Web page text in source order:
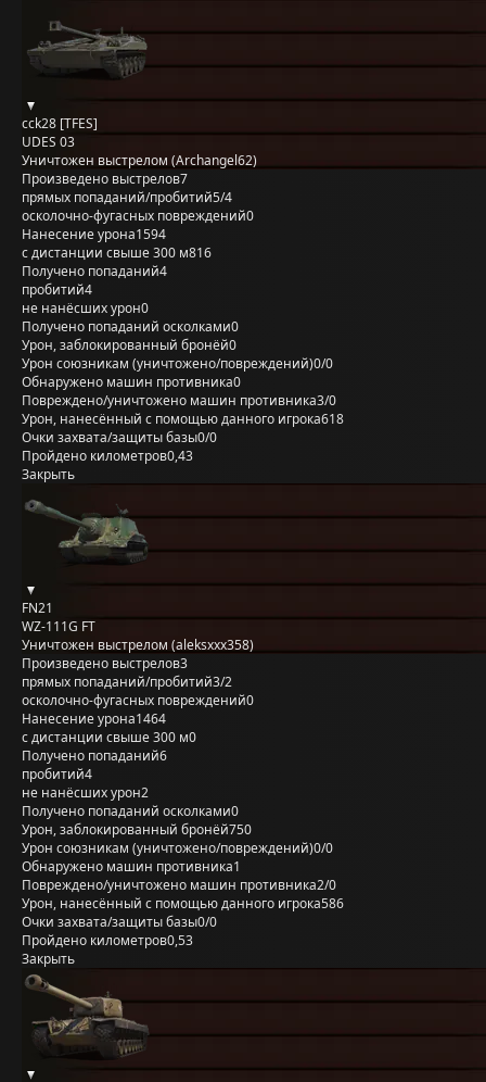
cck28 [TFES]
UDES 03
Уничтожен выстрелом (Archangel62)
Произведено выстрелов7
прямых попаданий/пробитий5/4
осколочно-фугасных повреждений0
Нанесение урона1594
с дистанции свыше 300 м816
Получено попаданий4
пробитий4
не нанёсших урон0
Получено попаданий осколками0
Урон, заблокированный бронёй0
Урон союзникам (уничтожено/повреждений)0/0
Обнаружено машин противника0
Повреждено/уничтожено машин противника3/0
Урон, нанесённый с помощью данного игрока618
Очки захвата/защиты базы0/0
Пройдено километров0,43
Закрыть
FN21
WZ-111G FT
Уничтожен выстрелом (aleksxxx358)
Произведено выстрелов3
прямых попаданий/пробитий3/2
осколочно-фугасных повреждений0
Нанесение урона1464
с дистанции свыше 300 м0
Получено попаданий6
пробитий4
не нанёсших урон2
Получено попаданий осколками0
Урон, заблокированный бронёй750
Урон союзникам (уничтожено/повреждений)0/0
Обнаружено машин противника1
Повреждено/уничтожено машин противника2/0
Урон, нанесённый с помощью данного игрока586
Очки захвата/защиты базы0/0
Пройдено километров0,53
Закрыть